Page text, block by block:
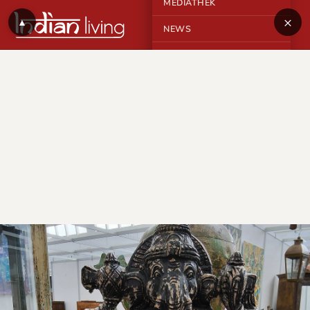
MEDIATHEK
NEWS ×
▲